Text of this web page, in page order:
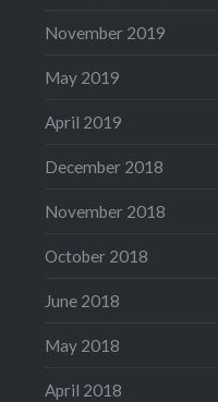
November 2019
May 2019
April 2019
December 2018
November 2018
October 2018
June 2018
May 2018
April 2018